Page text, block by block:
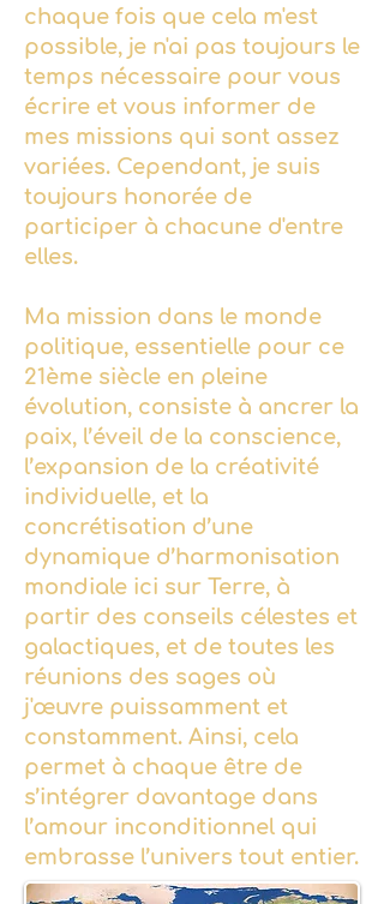
chaque fois que cela m'est
possible, je n'ai pas toujours le
temps nécessaire pour vous
écrire et vous informer de
mes missions qui sont assez
variées. Cependant, je suis
toujours honorée de
participer à chacune d'entre
elles.
Ma mission dans le monde
politique, essentielle pour ce
21ème siècle en pleine
évolution, consiste à ancrer la
paix, l’éveil de la conscience,
l’expansion de la créativité
individuelle, et la
concrétisation d’une
dynamique d’harmonisation
mondiale ici sur Terre, à
partir des conseils célestes et
galactiques, et de toutes les
réunions des sages où
j'œuvre puissamment et
constamment. Ainsi, cela
permet à chaque être de
s’intégrer davantage dans
l’amour inconditionnel qui
embrasse l’univers tout entier.